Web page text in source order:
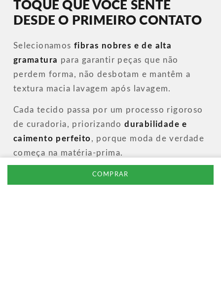
COMPRAR
TOQUE QUE VOCÊ SENTE
DESDE O PRIMEIRO CONTATO
Selecionamosfibras nobres e de alta
gramatura para garantir peças que não
perdem forma, não desbotam e mantêm a
textura macia lavagem após lavagem.
Cada tecido passa por um processo rigoroso
de curadoria, priorizandodurabilidade e
caimento perfeito, porque moda de verdade
começa na matéria-prima.